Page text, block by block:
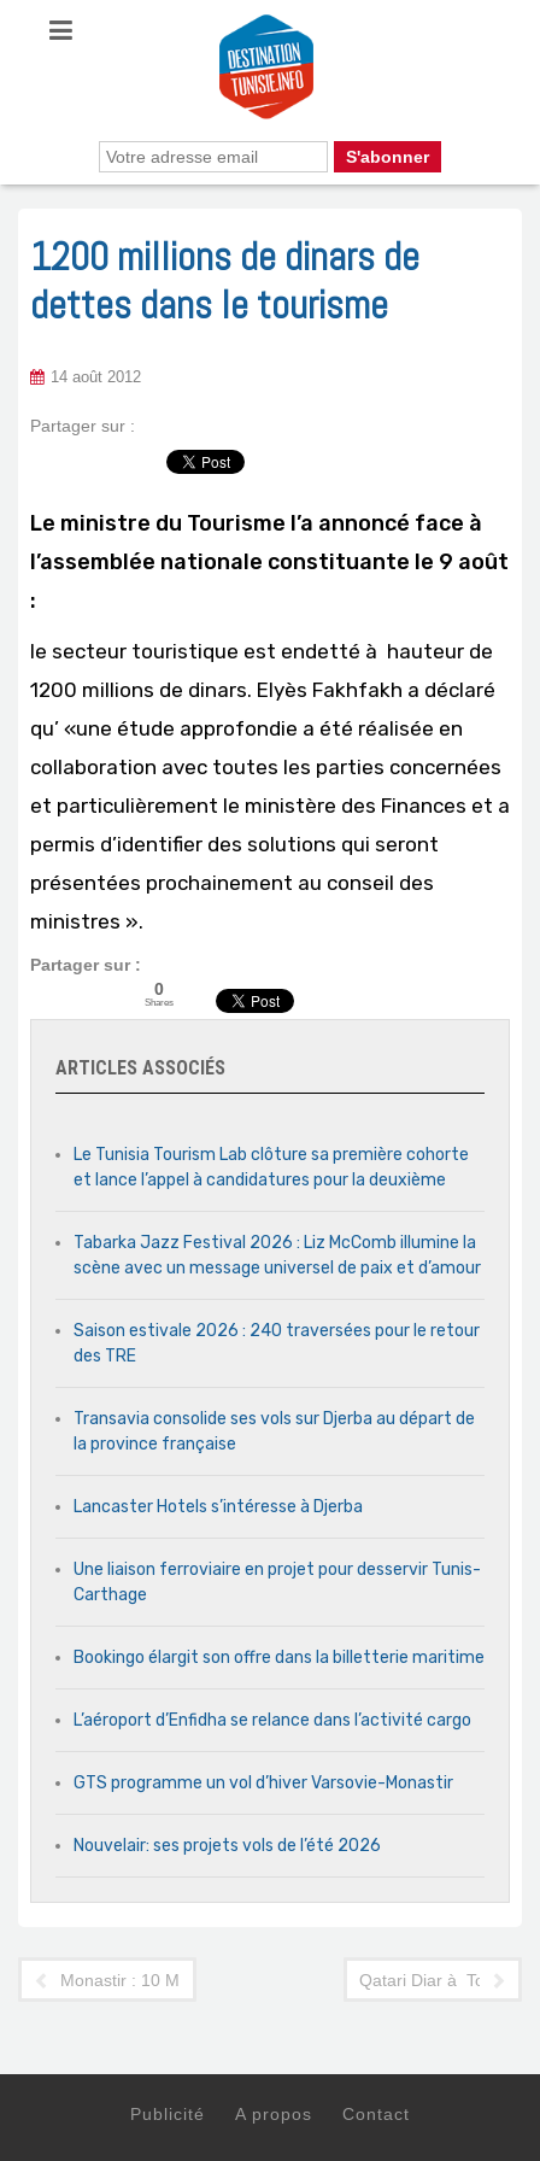
1200 millions de dinars de
dettes dans le tourisme
14 août 2012
Partager sur :
Le ministre du Tourisme l’a annoncé face à
l’assemblée nationale constituante le 9 août
:
le secteur touristique est endetté à hauteur de
1200 millions de dinars. Elyès Fakhfakh a déclaré
qu’ «une étude approfondie a été réalisée en
collaboration avec toutes les parties concernées
et particulièrement le ministère des Finances et a
permis d’identifier des solutions qui seront
présentées prochainement au conseil des
ministres ».
Partager sur :
0
Shares
ARTICLES ASSOCIÉS
Le Tunisia Tourism Lab clôture sa première cohorte
et lance l’appel à candidatures pour la deuxième
Tabarka Jazz Festival 2026 : Liz McComb illumine la
scène avec un message universel de paix et d’amour
Saison estivale 2026 : 240 traversées pour le retour
des TRE
Transavia consolide ses vols sur Djerba au départ de
la province française
Lancaster Hotels s’intéresse à Djerba
Une liaison ferroviaire en projet pour desservir Tunis-
Carthage
Bookingo élargit son offre dans la billetterie maritime
L’aéroport d’Enfidha se relance dans l’activité cargo
GTS programme un vol d’hiver Varsovie-Monastir
Nouvelair: ses projets vols de l’été 2026
Monastir : 10 MD pour dépolluer le littoralQatari Diar à Tozeur :
Publicité A propos Contact